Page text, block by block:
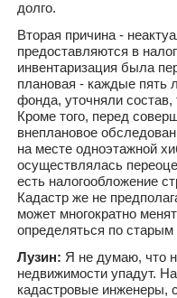
долго.
Вторая причина -
предоставляются в
инвентаризация была
плановая - каждые пять
фонда, уточняли состав,
Кроме того, перед
внеплановое
на месте одноэтажной
осуществлялась
есть налогообложение
Кадастр же не
может многократно
определяться по
Лузин: Я не думаю, что
недвижимости упадут.
кадастровые инженеры,